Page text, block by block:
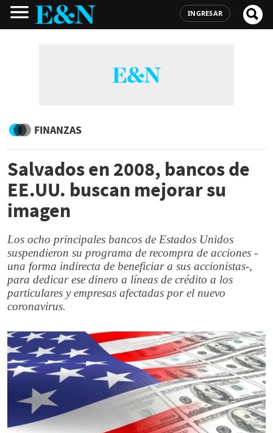
INGRESAR
FINANZAS
Salvados en 2008, bancos de
EE.UU. buscan mejorar su
imagen
Los ocho principales bancos de Estados Unidos
suspendieron su programa de recompra de acciones -
una forma indirecta de beneficiar a sus accionistas-,
para dedicar ese dinero a líneas de crédito a los
particulares y empresas afectadas por el nuevo
coronavirus.